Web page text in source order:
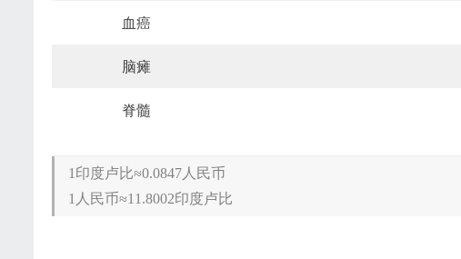
血癌
脑瘫
脊髓
1印度卢比≈0.0847人民币
1人民币≈11.8002印度卢比